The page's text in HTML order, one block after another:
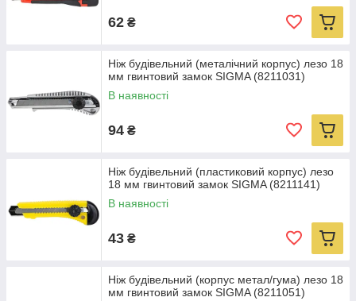
62 ₴
Ніж будівельний (металічний корпус) лезо 18
мм гвинтовий замок SIGMA (8211031)
В наявності
94 ₴
Ніж будівельний (пластиковий корпус) лезо
18 мм гвинтовий замок SIGMA (8211141)
В наявності
43 ₴
Ніж будівельний (корпус метал/гума) лезо 18
мм гвинтовий замок SIGMA (8211051)